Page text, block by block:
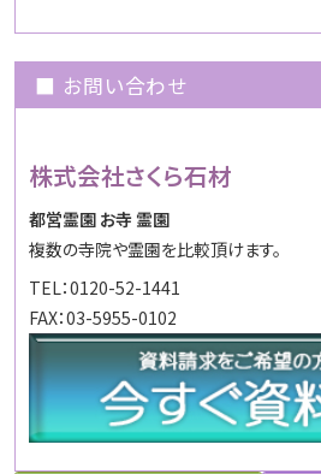
■ お問い合わせ
株式会社さくら石材
都営霊園 お寺 霊園
複数の寺院や霊園を比較頂けます。
TEL：0120-52-1441
FAX：03-5955-0102